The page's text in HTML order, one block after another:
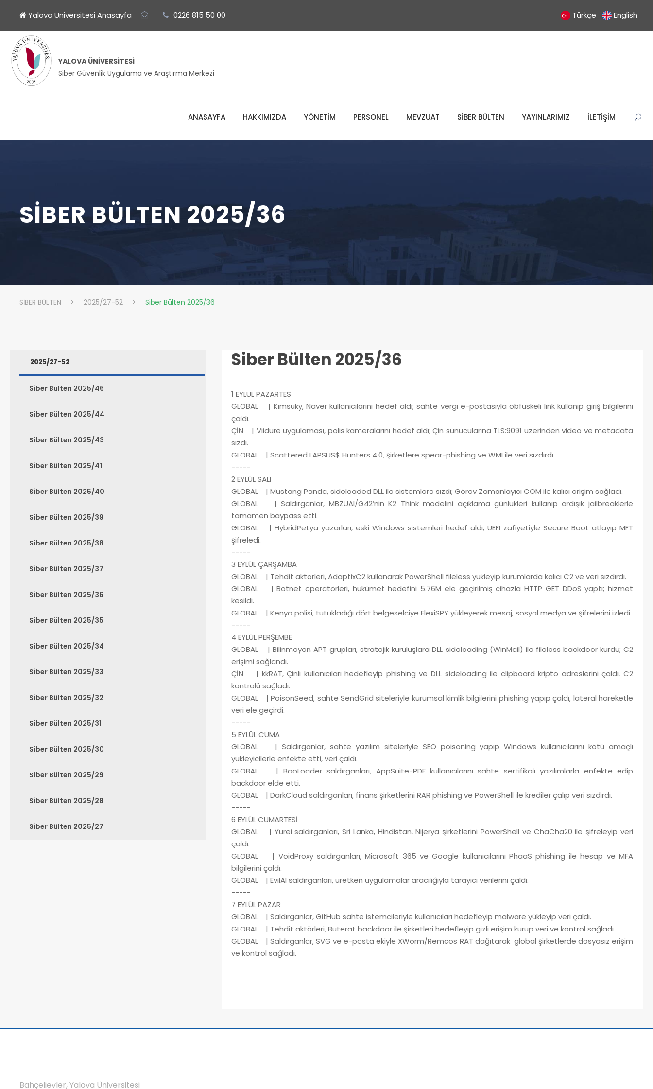
Yalova Üniversitesi Anasayfa 0226 815 50 00 Türkçe English
YALOVA ÜNIVERSITESI
Siber Güvenlik Uygulama ve Araştırma Merkezi
ANASAYFA HAKKIMIZDA YÖNETİM PERSONEL MEVZUAT SİBER BÜLTEN YAYINLARIMIZ İLETİŞİM
SIBER BÜLTEN 2025/36
SİBER BÜLTEN > 2025/27-52 > Siber Bülten 2025/36
Siber Bülten 2025/36
1 EYLÜL PAZARTESİ
GLOBAL | Kimsuky, Naver kullanıcılarını hedef aldı; sahte vergi e-postasıyla obfuskeli link kullanıp giriş bilgilerini
çaldı.
ÇİN | Viidure uygulaması, polis kameralarını hedef aldı; Çin sunucularına TLS:9091 üzerinden video ve metadata
sızdı.
GLOBAL | Scattered LAPSUS$ Hunters 4.0, şirketlere spear-phishing ve WMI ile veri sızdırdı.
-----
2 EYLÜL SALI
GLOBAL | Mustang Panda, sideloaded DLL ile sistemlere sızdı; Görev Zamanlayıcı COM ile kalıcı erişim sağladı.
GLOBAL | Saldırganlar, MBZUAI/G42’nin K2 Think modelini açıklama günlükleri kullanıp ardışık jailbreaklerle
tamamen baypass etti.
GLOBAL | HybridPetya yazarları, eski Windows sistemleri hedef aldı; UEFI zafiyetiyle Secure Boot atlayıp MFT
şifreledi.
-----
3 EYLÜL ÇARŞAMBA
GLOBAL | Tehdit aktörleri, AdaptixC2 kullanarak PowerShell fileless yükleyip kurumlarda kalıcı C2 ve veri sızdırdı.
GLOBAL | Botnet operatörleri, hükümet hedefini 5.76M ele geçirilmiş cihazla HTTP GET DDoS yaptı; hizmet
kesildi.
GLOBAL | Kenya polisi, tutukladığı dört belgeselciye FlexiSPY yükleyerek mesaj, sosyal medya ve şifrelerini izledi
-----
4 EYLÜL PERŞEMBE
GLOBAL | Bilinmeyen APT grupları, stratejik kuruluşlara DLL sideloading (WinMail) ile fileless backdoor kurdu; C2
erişimi sağlandı.
ÇİN | kkRAT, Çinli kullanıcıları hedefleyip phishing ve DLL sideloading ile clipboard kripto adreslerini çaldı, C2
kontrolü sağladı.
GLOBAL | PoisonSeed, sahte SendGrid siteleriyle kurumsal kimlik bilgilerini phishing yapıp çaldı, lateral hareketle
veri ele geçirdi.
-----
5 EYLÜL CUMA
GLOBAL | Saldırganlar, sahte yazılım siteleriyle SEO poisoning yapıp Windows kullanıcılarını kötü amaçlı
yükleyicilerle enfekte etti, veri çaldı.
GLOBAL | BaoLoader saldırganları, AppSuite-PDF kullanıcılarını sahte sertifikalı yazılımlarla enfekte edip
backdoor elde etti.
GLOBAL | DarkCloud saldırganları, finans şirketlerini RAR phishing ve PowerShell ile krediler çalıp veri sızdırdı.
-----
6 EYLÜL CUMARTESİ
GLOBAL | Yurei saldırganları, Sri Lanka, Hindistan, Nijerya şirketlerini PowerShell ve ChaCha20 ile şifreleyip veri
çaldı.
GLOBAL | VoidProxy saldırganları, Microsoft 365 ve Google kullanıcılarını PhaaS phishing ile hesap ve MFA
bilgilerini çaldı.
GLOBAL | EvilAI saldırganları, üretken uygulamalar aracılığıyla tarayıcı verilerini çaldı.
-----
7 EYLÜL PAZAR
GLOBAL | Saldırganlar, GitHub sahte istemcileriyle kullanıcıları hedefleyip malware yükleyip veri çaldı.
GLOBAL | Tehdit aktörleri, Buterat backdoor ile şirketleri hedefleyip gizli erişim kurup veri ve kontrol sağladı.
GLOBAL | Saldırganlar, SVG ve e-posta ekiyle XWorm/Remcos RAT dağıtarak global şirketlerde dosyasız erişim
ve kontrol sağladı.
2025/27-52
Siber Bülten 2025/46
Siber Bülten 2025/44
Siber Bülten 2025/43
Siber Bülten 2025/41
Siber Bülten 2025/40
Siber Bülten 2025/39
Siber Bülten 2025/38
Siber Bülten 2025/37
Siber Bülten 2025/36
Siber Bülten 2025/35
Siber Bülten 2025/34
Siber Bülten 2025/33
Siber Bülten 2025/32
Siber Bülten 2025/31
Siber Bülten 2025/30
Siber Bülten 2025/29
Siber Bülten 2025/28
Siber Bülten 2025/27
Bahçelievler, Yalova Üniversitesi